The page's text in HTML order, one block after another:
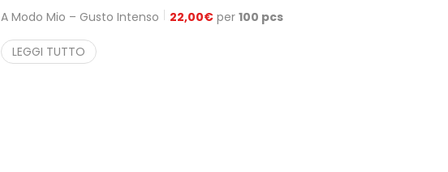
A Modo Mio – Gusto Intenso 22,00€ per 100 pcs
LEGGI TUTTO